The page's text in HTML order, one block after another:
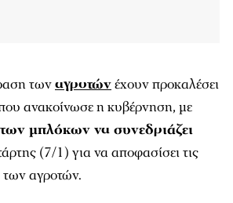
τωναγροτώνέχουν προκαλέσει
ανακοίνωσε η κυβέρνηση, με
των μπλόκων να συνεδριάζει
(7/1) για να αποφασίσει τις
των αγροτών.